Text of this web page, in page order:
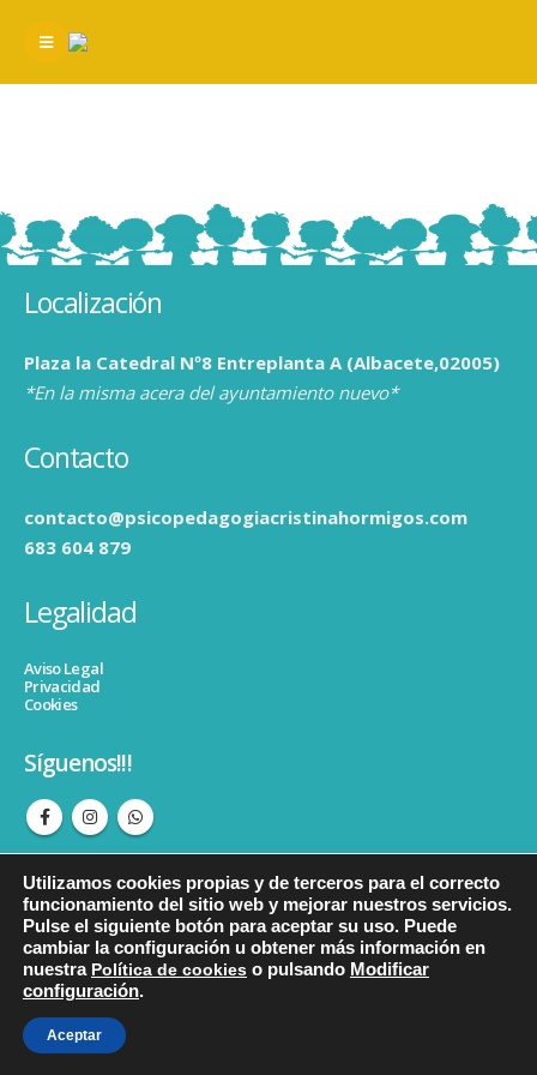
Localización
Plaza la Catedral Nº8 Entreplanta A (Albacete,02005)
*En la misma acera del ayuntamiento nuevo*
Contacto
contacto@psicopedagogiacristinahormigos.com
683 604 879
Legalidad
Aviso Legal
Privacidad
Cookies
Síguenos!!!
© copyright Psicopedagogiacristinahormigos. Todos los derechos
reservados.
Utilizamos cookies propias y de terceros para el correcto
funcionamiento del sitio web y mejorar nuestros servicios.
Pulse el siguiente botón para aceptar su uso. Puede
cambiar la configuración u obtener más información en
nuestra Política de cookies o pulsando Modificar
configuración.
Aceptar